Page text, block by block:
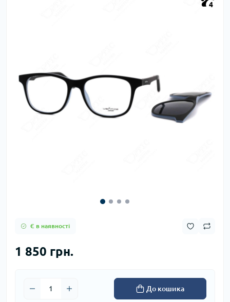
4
Є в наявності
1 850 грн.
До кошика